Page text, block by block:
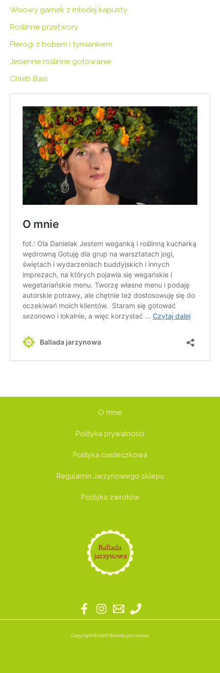
Wsiowy garnek z młodej kapusty
Roślinne przetwory
Pierogi z bobem i tymiankiem
Jesienne roślinne gotowanie
Chleb Basi
O mnie
Polityka prywatności
Polityka ciasteczkowa
Regulamin Jarzynowego sklepu
Polityka zwrotów
Copyright © 2026 Ballada jarzynowa